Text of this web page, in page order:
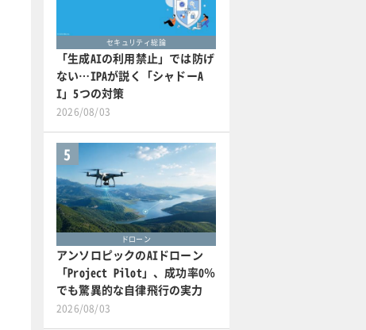
セキュリティ総論
「生成AIの利用禁止」では防げ
ない…IPAが説く「シャドーA
I」5つの対策
2026/08/03
5
ドローン
アンソロピックのAIドローン
「Project Pilot」、成功率0％
でも驚異的な自律飛行の実力
2026/08/03